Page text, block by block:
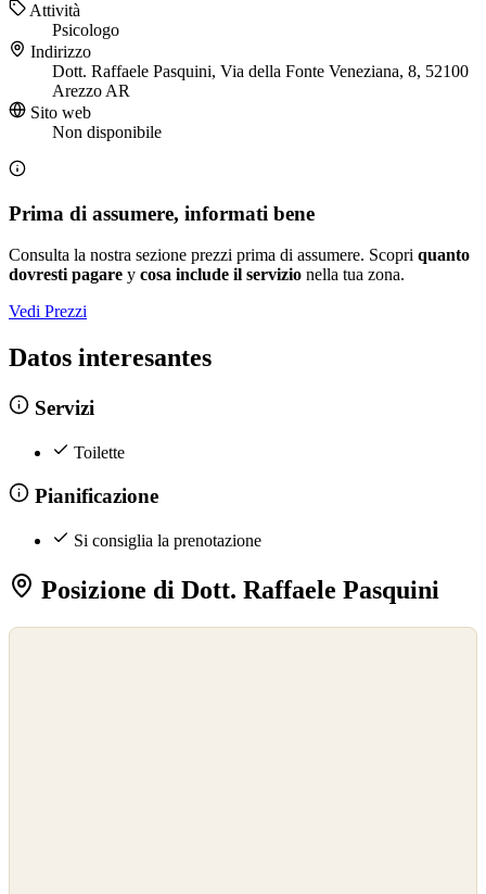
Attività
Psicologo
Indirizzo
Dott. Raffaele Pasquini, Via della Fonte Veneziana, 8, 52100
Arezzo AR
Sito web
Non disponibile
Prima di assumere, informati bene
Consulta la nostra sezione prezzi prima di assumere. Scopri quanto
dovresti pagare y cosa include il servizio nella tua zona.
Vedi Prezzi
Datos interesantes
Servizi
Toilette
Pianificazione
Si consiglia la prenotazione
Posizione di Dott. Raffaele Pasquini